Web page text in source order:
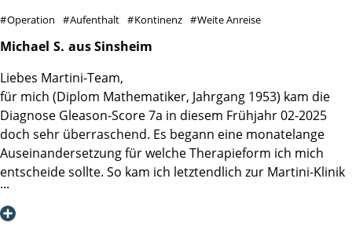
der OP vom Sozialdienst in der Klinik von einer sehr
freundlichen und erfahrenen Dame vermittelt wurde.
Klinik
Operation Aufenthalt Kontinenz Weite Anreise
Michael S. aus Sinsheim
Liebes Martini-Team,
für mich (Diplom Mathematiker, Jahrgang 1953) kam die
Diagnose Gleason-Score 7a in diesem Frühjahr 02-2025
doch sehr überraschend. Es begann eine monatelange
Auseinandersetzung für welche Therapieform ich mich
entscheide sollte. So kam ich letztendlich zur Martini-Klinik
und zu einem Gespräch mit Prof. Dr. Steuber. Seine
Klarheit, Empathie und Offenheit für verschiedene Ansätze